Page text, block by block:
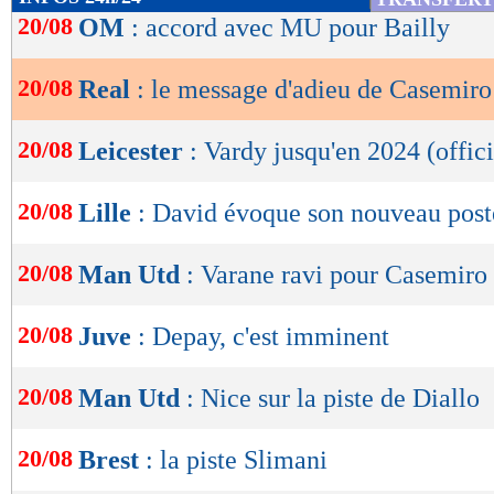
de
OK
20/08 OM : accord avec MU pour Bailly
20/08 Real : le message d'adieu de Casemiro
20/08 Leicester : Vardy jusqu'en 2024
20/08 Lille : David évoque son nouveau
20/08 Man Utd : Varane ravi pour Casemiro
20/08 Juve : Depay, c'est imminent
20/08 Man Utd : Nice sur la piste de Diallo
20/08 Brest : la piste Slimani